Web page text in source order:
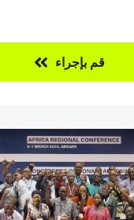
قم بإجراء